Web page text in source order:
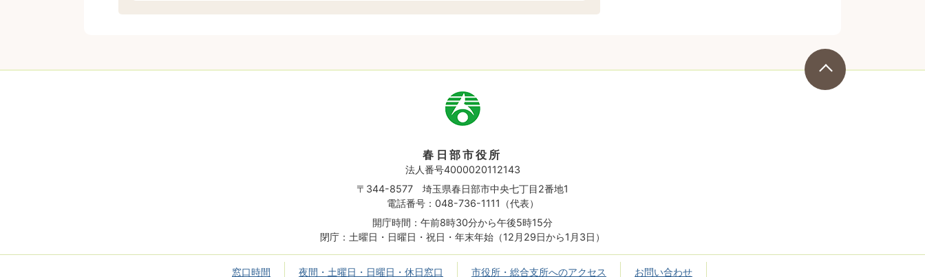
市
章
春日部市役所
法人番号4000020112143
〒344-8577 埼玉県春日部市中央七丁目2番地1
電話番号：048-736-1111（代表）
開庁時間：午前8時30分から午後5時15分
閉庁：土曜日・日曜日・祝日・年末年始（12月29日から1月3日）
窓口時間 夜間・土曜日・日曜日・休日窓口 市役所・総合支所へのアクセス お問い合わせ